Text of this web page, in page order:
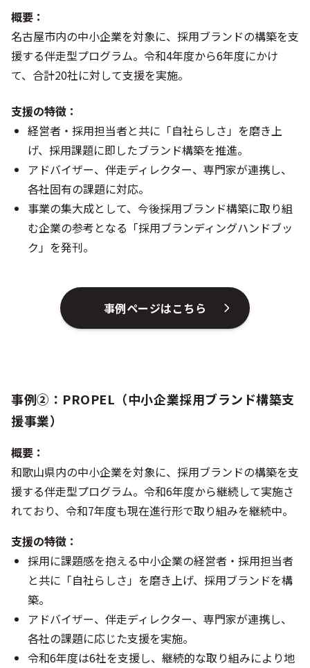
概要：
名古屋市内の中小企業を対象に、採用ブランドの構築を支
援する伴走型プログラム。令和4年度から6年度にかけ
て、合計20社に対して支援を実施。
支援の特徴：
経営者・採用担当者と共に「自社らしさ」を磨き上
げ、採用課題に即したブランド構築を推進。
アドバイザー、伴走ディレクター、専門家が連携し、
各社固有の課題に対応。
事業の集大成として、今後採用ブランド構築に取り組
む企業の参考となる「採用ブランディングハンドブッ
ク」を発刊。
事例ページはこちら
事例②：PROPEL（中小企業採用ブランド構築支
援事業）
概要：
和歌山県内の中小企業を対象に、採用ブランドの構築を支
援する伴走型プログラム。令和6年度から継続して実施さ
れており、令和7年度も現在進行形で取り組みを継続中。
支援の特徴：
採用に課題感を抱える中小企業の経営者・採用担当者
と共に「自社らしさ」を磨き上げ、採用ブランドを構
築。
アドバイザー、伴走ディレクター、専門家が連携し、
各社の課題に応じた支援を実施。
令和6年度は6社を支援し、継続的な取り組みにより地